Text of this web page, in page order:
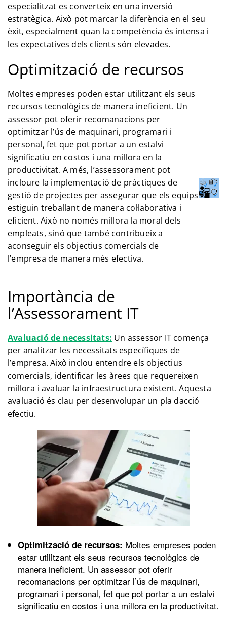
especialitzat es converteix en una inversió
estratègica. Això pot marcar la diferència en el seu
èxit, especialment quan la competència és intensa i
les expectatives dels clients són elevades.
Optimització de recursos
Moltes empreses poden estar utilitzant els seus
recursos tecnològics de manera ineficient. Un
assessor pot oferir recomanacions per
optimitzar l’ús de maquinari, programari i
personal, fet que pot portar a un estalvi
significatiu en costos i una millora en la
productivitat. A més, l’assessorament pot
incloure la implementació de pràctiques de
gestió de projectes per assegurar que els equips
estiguin treballant de manera col·laborativa i
eficient. Això no només millora la moral dels
empleats, sinó que també contribueix a
aconseguir els objectius comercials de
l’empresa de manera més efectiva.
Importància de
l’Assessorament IT
Avaluació de necessitats: Un assessor IT comença
per analitzar les necessitats específiques de
l’empresa. Això inclou entendre els objectius
comercials, identificar les àrees que requereixen
millora i avaluar la infraestructura existent. Aquesta
avaluació és clau per desenvolupar un pla dacció
efectiu.
Optimització de recursos: Moltes empreses poden
estar utilitzant els seus recursos tecnològics de
manera ineficient. Un assessor pot oferir
recomanacions per optimitzar l’ús de maquinari,
programari i personal, fet que pot portar a un estalvi
significatiu en costos i una millora en la productivitat.